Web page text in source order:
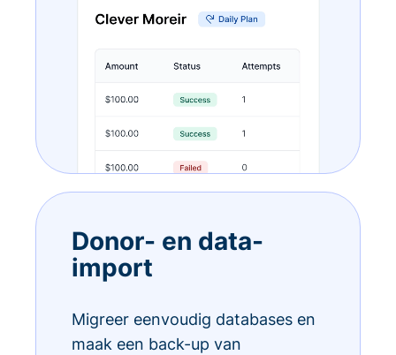
Donor- en data-
import
Migreer eenvoudig databases en
maak een back-up van